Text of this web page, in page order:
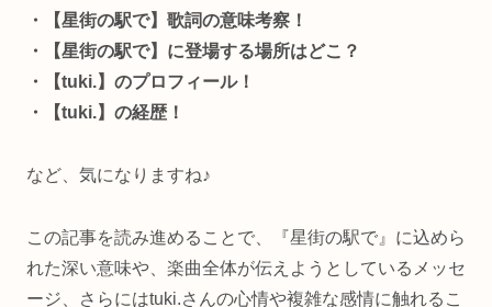
・【星街の駅で】歌詞の意味考察！
・【星街の駅で】に登場する場所はどこ？
・【tuki.】のプロフィール！
・【tuki.】の経歴！
など、気になりますね♪
この記事を読み進めることで、『星街の駅で』に込めら
れた深い意味や、楽曲全体が伝えようとしているメッセ
ージ、さらにはtuki.さんの心情や複雑な感情に触れるこ